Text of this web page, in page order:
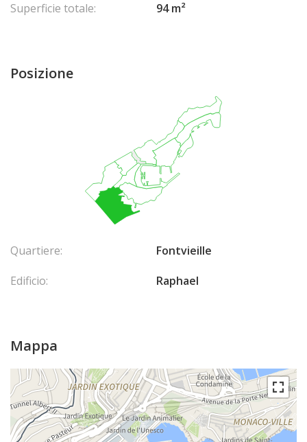
Superficie totale:
94 m²
Posizione
Quartiere:
Fontvieille
Edificio:
Raphael
Mappa